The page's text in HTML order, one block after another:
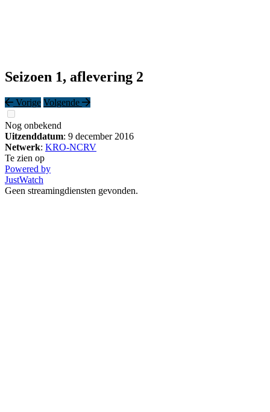
Seizoen 1, aflevering 2
Vorige Volgende
Nog onbekend
Uitzenddatum: 9 december 2016
Netwerk: KRO-NCRV
Te zien op
Powered by
JustWatch
Geen streamingdiensten gevonden.